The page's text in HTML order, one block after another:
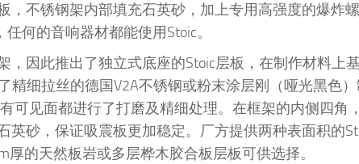
不锈钢架内部填充石英砂，加上专用高强度的爆炸
何的音响器材都能使用Stoic。
因此推出了独立式底座的Stoic层板，在制作材料上
精细拉丝的德国V2A不锈钢或粉末涂层刚（哑光黑色
可见面都进行了打磨及精细处理。在框架的内侧四角
砂，保证吸震板更加稳定。厂方提供两种表面积的
的天然板岩或多层桦木胶合板层板可供选择。